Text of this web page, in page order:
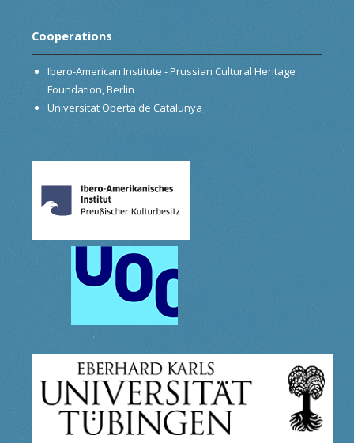
Cooperations
Ibero-American Institute - Prussian Cultural Heritage
Foundation, Berlin
Universitat Oberta de Catalunya